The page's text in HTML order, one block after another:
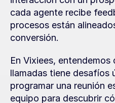
cada agente recibe
procesos están
conversión.
En Vixiees,
llamadas tiene desafíos
programar una reunión
equipo para descubrir